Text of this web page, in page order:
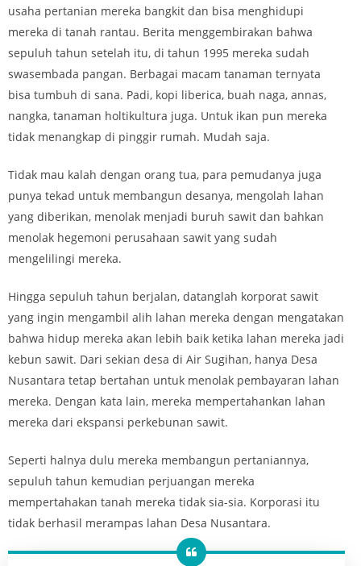
usaha pertanian mereka bangkit dan bisa menghidupi
mereka di tanah rantau. Berita menggembirakan bahwa
sepuluh tahun setelah itu, di tahun 1995 mereka sudah
swasembada pangan. Berbagai macam tanaman ternyata
bisa tumbuh di sana. Padi, kopi liberica, buah naga, annas,
nangka, tanaman holtikultura juga. Untuk ikan pun mereka
tidak menangkap di pinggir rumah. Mudah saja.
Tidak mau kalah dengan orang tua, para pemudanya juga
punya tekad untuk membangun desanya, mengolah lahan
yang diberikan, menolak menjadi buruh sawit dan bahkan
menolak hegemoni perusahaan sawit yang sudah
mengelilingi mereka.
Hingga sepuluh tahun berjalan, datanglah korporat sawit
yang ingin mengambil alih lahan mereka dengan mengatakan
bahwa hidup mereka akan lebih baik ketika lahan mereka jadi
kebun sawit. Dari sekian desa di Air Sugihan, hanya Desa
Nusantara tetap bertahan untuk menolak pembayaran lahan
mereka. Dengan kata lain, mereka mempertahankan lahan
mereka dari ekspansi perkebunan sawit.
Seperti halnya dulu mereka membangun pertaniannya,
sepuluh tahun kemudian perjuangan mereka
mempertahakan tanah mereka tidak sia-sia. Korporasi itu
tidak berhasil merampas lahan Desa Nusantara.